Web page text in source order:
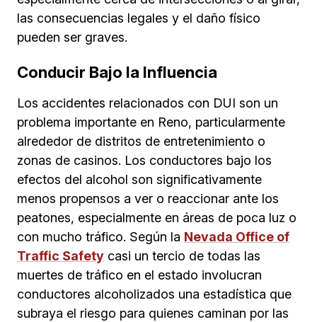
las consecuencias legales y el daño físico
pueden ser graves.
Conducir Bajo la Influencia
Los accidentes relacionados con DUI son un
problema importante en Reno, particularmente
alrededor de distritos de entretenimiento o
zonas de casinos. Los conductores bajo los
efectos del alcohol son significativamente
menos propensos a ver o reaccionar ante los
peatones, especialmente en áreas de poca luz o
con mucho tráfico. Según la Nevada Office of
Traffic Safety casi un tercio de todas las
muertes de tráfico en el estado involucran
conductores alcoholizados una estadística que
subraya el riesgo para quienes caminan por las